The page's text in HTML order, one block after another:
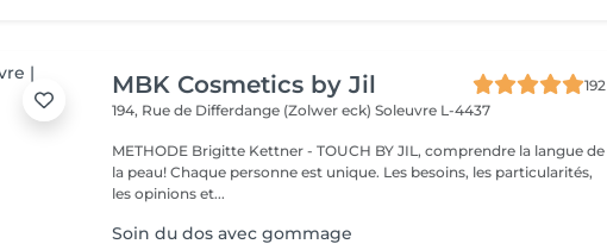
MBK Cosmetics by Jil
192
194, Rue de Differdange (Zolwer eck)Soleuvre L-4437
METHODE Brigitte Kettner - TOUCH BY JIL, comprendre la langue de
la peau! Chaque personne est unique. Les besoins, les particularités,
les opinions et...
Soin du dos avec gommage